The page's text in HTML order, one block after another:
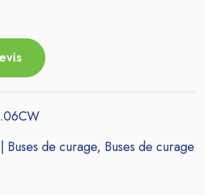
Buses de curage, Buses de curage